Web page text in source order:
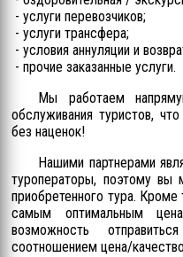
- услуги перевозчиков;
- услуги трансфера;
- условия аннуляции и
- прочие заказанные услуги.
Мы работаем
обслуживания туристов,
без наценок!
Нашими партнерами
туроператоры, поэтому вы
приобретенного тура. Кроме
самым оптимальным
возможность
соотношением цена/